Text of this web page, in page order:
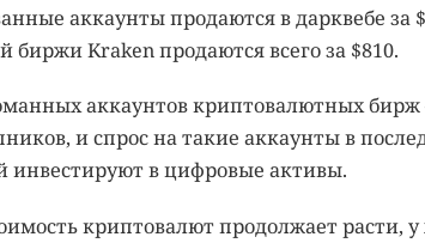
аккаунты продаются в дарквебе за
биржи Kraken продаются всего за $810.
аккаунтов криптовалютных
и спрос на такие аккаунты в
инвестируют в цифровые активы.
криптовалют продолжает расти,